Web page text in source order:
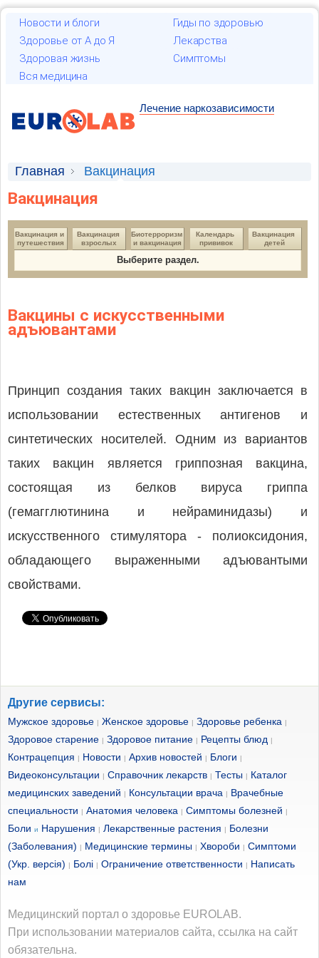
Новости и блоги
Гиды по здоровью
Здоровье от А до Я
Лекарства
Здоровая жизнь
Симптомы
Вся медицина
Лечение наркозависимости
Главная Вакцинация
Вакцинация
Вакцинация и
путешествия
Вакцинация
взрослых
Биотерроризм
и вакцинация
Календарь
прививок
Вакцинация
детей
Выберите раздел.
Вакцины с искусственными
адъювантами
Принцип создания таких вакцин заключается в
использовании естественных антигенов и
синтетических носителей. Одним из вариантов
таких вакцин является гриппозная вакцина,
состоящая из белков вируса гриппа
(гемагглютинина и нейраминидазы) и
искусственного стимулятора - полиоксидония,
обладающего выраженными адъювантыми
свойствами.
Другие сервисы:
Мужское здоровье | Женское здоровье | Здоровье ребенка |
Здоровое старение | Здоровое питание | Рецепты блюд |
Контрацепция | Новости | Архив новостей | Блоги |
Видеоконсультации | Справочник лекарств | Тесты | Каталог
медицинских заведений | Консультации врача | Врачебные
специальности | Анатомия человека | Симптомы болезней |
Боли и Нарушения | Лекарственные растения | Болезни
(Заболевания) | Медицинские термины | Хвороби | Симптоми
(Укр. версія) | Болі | Ограничение ответственности | Написать
нам
Медицинский портал о здоровье EUROLAB.
При использовании материалов сайта, ссылка на сайт
обязательна.